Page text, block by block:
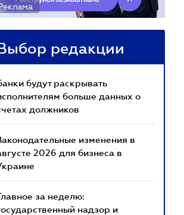
редакции
будут раскрывать
больше данных о
должников
изменения в
2026 для бизнеса в
за неделю:
надзор и